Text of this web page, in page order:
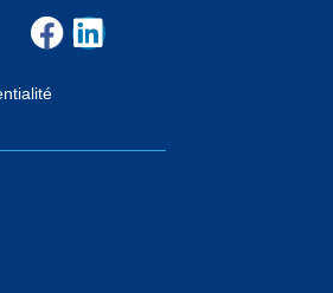
F
c
b
L
e